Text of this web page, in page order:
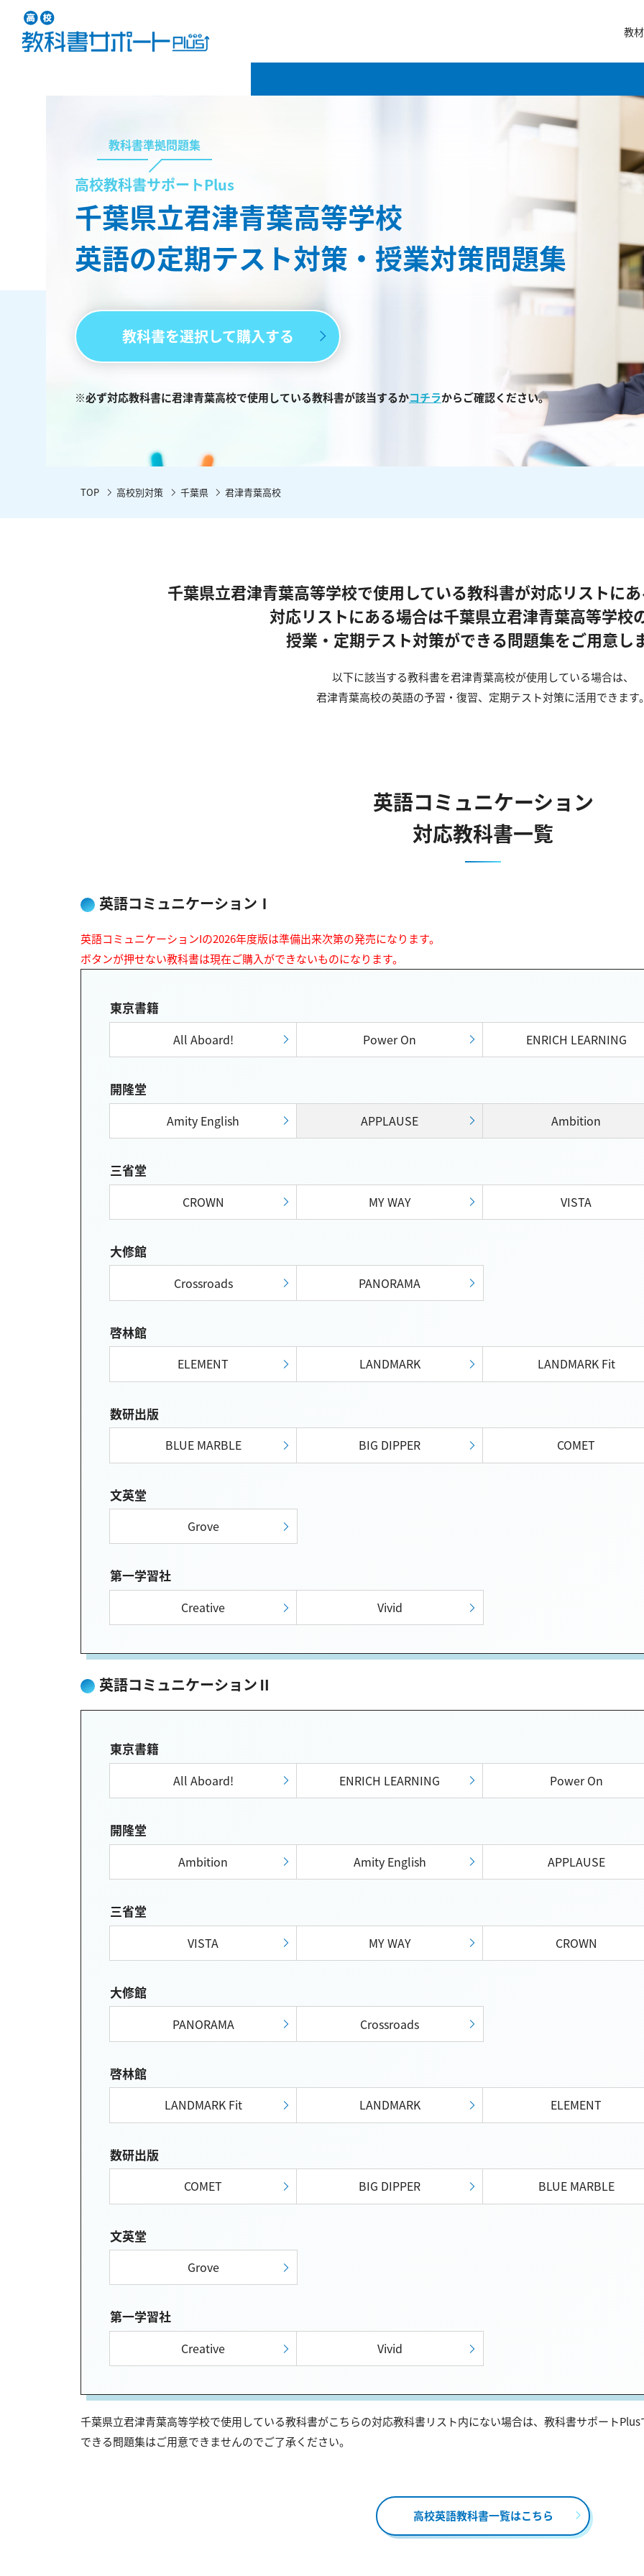
教
教科書準拠問題集
高校教科書サポートPlus
千葉県立君津青葉高等学校
英語の定期テスト対策・授業対策問題集
教科書を選択して購入する
※必ず対応教科書に君津青葉高校で使用している教科書が該当するかコチラからご確認ください。
TOP 高校別対策 千葉県 君津青葉高校
千葉県立君津青葉高等学校で使用している教科書が対応リストに
対応リストにある場合は千葉県立君津青葉高等学校
授業・定期テスト対策ができる問題集をご用意し
以下に該当する教科書を君津青葉高校が使用している場合は、
君津青葉高校の英語の予習・復習、定期テスト対策に活用できます
英語コミュニケーション
対応教科書一覧
英語コミュニケーションⅠ
英語コミュニケーションIの2026年度版は準備出来次第の発売になります。
ボタンが押せない教科書は現在ご購入ができないものになります。
東京書籍
All Aboard! Power On ENRICH LEARNING
開隆堂
Amity English APPLAUSE Ambition
三省堂
CROWN MY WAY VISTA
大修館
Crossroads PANORAMA
啓林館
ELEMENT LANDMARK LANDMARK Fit
数研出版
BLUE MARBLE BIG DIPPER COMET
文英堂
Grove
第一学習社
Creative Vivid
英語コミュニケーションⅡ
東京書籍
All Aboard! ENRICH LEARNING Power On
開隆堂
Ambition Amity English APPLAUSE
三省堂
VISTA MY WAY CROWN
大修館
PANORAMA Crossroads
啓林館
LANDMARK Fit LANDMARK ELEMENT
数研出版
COMET BIG DIPPER BLUE MARBLE
文英堂
Grove
第一学習社
Creative Vivid
千葉県立君津青葉高等学校で使用している教科書がこちらの対応教科書リスト内にない場合は、教科書サポート
できる問題集はご用意できませんのでご了承ください。
高校英語教科書一覧はこちら